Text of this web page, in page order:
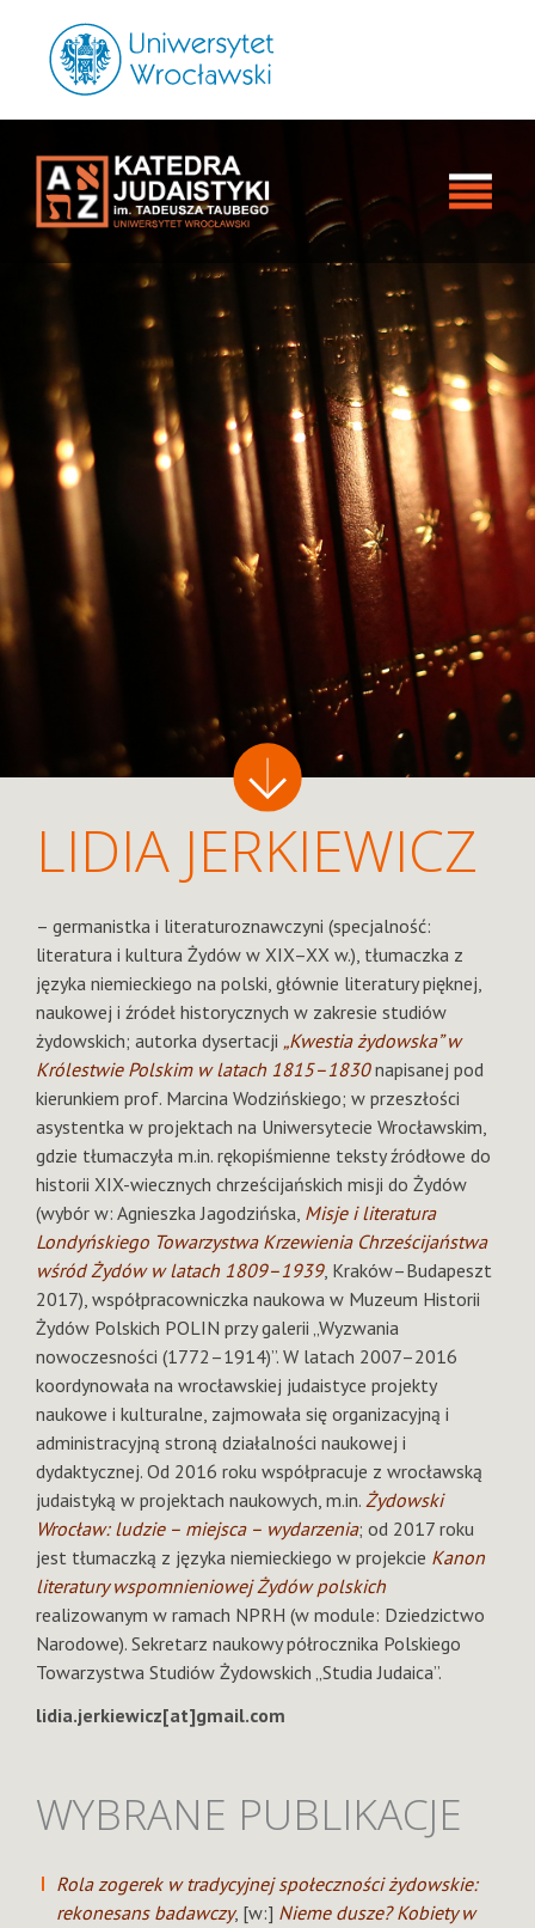
LIDIA JERKIEWICZ
– germanistka i literaturoznawczyni (specjalność:
literatura i kultura Żydów w XIX–XX w.), tłumaczka z
języka niemieckiego na polski, głównie literatury pięknej,
naukowej i źródeł historycznych w zakresie studiów
żydowskich; autorka dysertacji „Kwestia żydowska” w
Królestwie Polskim w latach 1815–1830napisanej pod
kierunkiem prof. Marcina Wodzińskiego; w przeszłości
asystentka w projektach na Uniwersytecie Wrocławskim,
gdzie tłumaczyła m.in. rękopiśmienne teksty źródłowe do
historii XIX-wiecznych chrześcijańskich misji do Żydów
(wybór w: Agnieszka Jagodzińska, Misje i literatura
Londyńskiego Towarzystwa Krzewienia Chrześcijaństwa
wśród Żydów w latach 1809–1939, Kraków–Budapeszt
2017), współpracowniczka naukowa w Muzeum Historii
Żydów Polskich POLIN przy galerii „Wyzwania
nowoczesności (1772–1914)”. W latach 2007–2016
koordynowała na wrocławskiej judaistyce projekty
naukowe i kulturalne, zajmowała się organizacyjną i
administracyjną stroną działalności naukowej i
dydaktycznej. Od 2016 roku współpracuje z wrocławską
judaistyką w projektach naukowych, m.in. Żydowski
Wrocław: ludzie – miejsca – wydarzenia; od 2017 roku
jest tłumaczką z języka niemieckiego w projekcie Kanon
literatury wspomnieniowej Żydów polskich
realizowanym w ramach NPRH (w module: Dziedzictwo
Narodowe). Sekretarz naukowy półrocznika Polskiego
Towarzystwa Studiów Żydowskich „Studia Judaica”.
lidia.jerkiewicz[at]gmail.com
WYBRANE PUBLIKACJE
Rola zogerek w tradycyjnej społeczności żydowskie:
rekonesans badawczy, [w:] Nieme dusze? Kobiety w